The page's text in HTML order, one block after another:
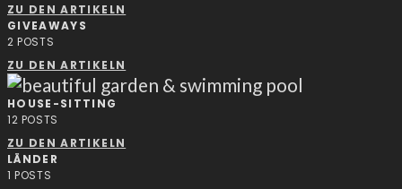
ZU DEN ARTIKELN
GIVEAWAYS
2 POSTS
ZU DEN ARTIKELN
HOUSE-SITTING
12 POSTS
ZU DEN ARTIKELN
LÄNDER
1 POSTS